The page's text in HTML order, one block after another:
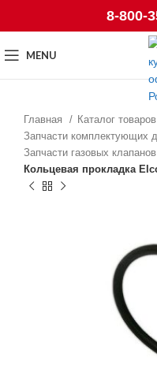
8-800-
MENU
Главная
Каталог товаров
Запчасти комплектующих
Запчасти газовых
Кольцевая прокладка